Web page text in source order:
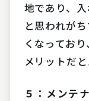
地であり、
と思われが
くなってお
メリットだと
５：メンテ